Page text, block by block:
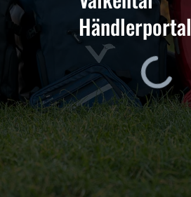
Händlerportal